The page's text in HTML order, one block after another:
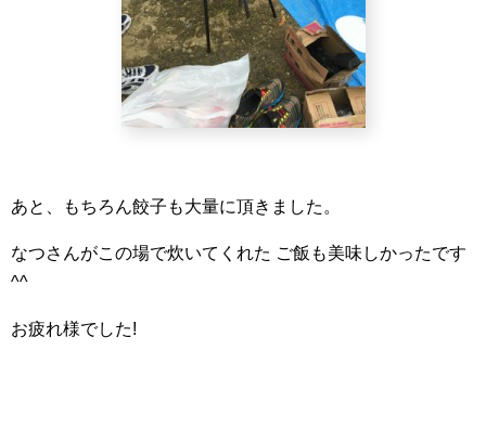
あと、もちろん餃子も大量に頂きました。
なつさんがこの場で炊いてくれた ご飯も美味しかったです
^^
お疲れ様でした!